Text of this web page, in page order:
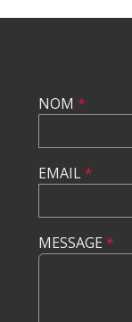
NOM *
EMAIL*
MESSAGE *